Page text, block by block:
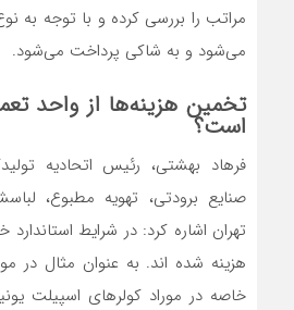
مراتب را بررسی کرده و با توجه به
می‌شود و به شاکی پرداخت می‌شود.
تخمین هزینه‌ها از واحد
است؟
فرهاد بهشتی، رئیس اتحادیه
صنایع برودتی، تهویه مطبوع،
تهران اشاره کرد: در شرایط
هزینه شده اند. به عنوان مثال در
خاصه در موراد کولرهای اسپیلت